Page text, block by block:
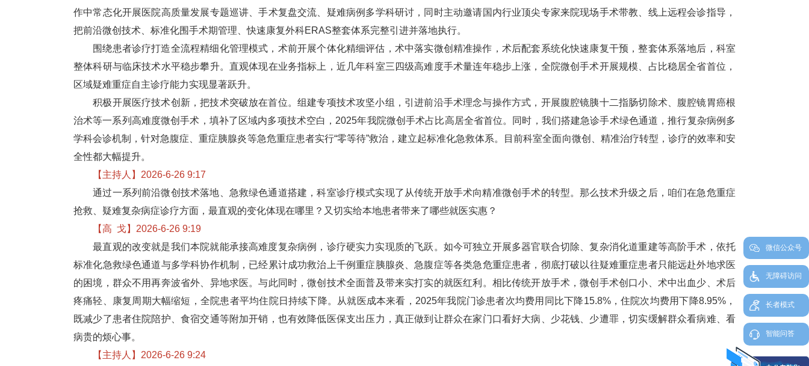
微信公众号
无障碍访问
长者模式
智能问答
作中常态化开展医院高质量发展专题巡讲、手术复盘交流、疑难病例多学科研讨，同时主动邀请国内行业顶尖专家来院现场手术带教、线上远程会诊指导，
把前沿微创技术、标准化围手术期管理、快速康复外科ERAS整套体系完整引进并落地执行。
围绕患者诊疗打造全流程精细化管理模式，术前开展个体化精细评估，术中落实微创精准操作，术后配套系统化快速康复干预，整套体系落地后，科室
整体科研与临床技术水平稳步攀升。直观体现在业务指标上，近几年科室三四级高难度手术量连年稳步上涨，全院微创手术开展规模、占比稳居全省首位，
区域疑难重症自主诊疗能力实现显著跃升。
积极开展医疗技术创新，把技术突破放在首位。组建专项技术攻坚小组，引进前沿手术理念与操作方式，开展腹腔镜胰十二指肠切除术、腹腔镜胃癌根
治术等一系列高难度微创手术，填补了区域内多项技术空白 ， 2025年我院微创手术占比高居全省首位。 同时，我们搭建急诊手术绿色通道，推行复杂病例多
学科会诊机制，针对急腹症、重症胰腺炎等急危重症患者实行“零等待”救治，建立起标准化急救体系。目前科室全面向微创、精准治疗转型，诊疗的效率和安
全性都大幅提升。
【主持人】2026-6-26 9:17
通过一系列前沿微创技术落地、急救绿色通道搭建，科室诊疗模式实现了从传统开放手术向精准微创手术的转型。那么技术升级之后，咱们在急危重症
抢救、疑难复杂病症诊疗方面，最直观的变化体现在哪里？又切实给本地患者带来了哪些就医实惠？
【高 戈】2026-6-26 9:19
最直观的改变就是我们本院就能承接高难度复杂病例，诊疗硬实力实现质的飞跃。如今可独立开展多器官联合切除、复杂消化道重建等高阶手术，依托
标准化急救绿色通道与多学科协作机制， 已经累计成功救治上千例重症胰腺炎、急腹症等各类急危重症患者，彻底打破以往疑难重症患者只能远赴外地求医
的困境，群众不用再奔波省外、异地求医。与此同时，微创技术全面普及带来实打实的就医红利。相比传统开放手术，微创手术创口小、术中出血少、术后
疼痛轻、康复周期大幅缩短，全院患者平均住院日持续下降。从就医成本来看，2025年我院门诊患者次均费用同比下降15.8%，住院次均费用下降8.95%，
既减少了患者住院陪护、食宿交通等附加开销，也有效降低医保支出压力，真正做到让群众在家门口看好大病、少花钱、少遭罪，切实缓解群众看病难、看
病贵的烦心事。
【主持人】2026-6-26 9:24